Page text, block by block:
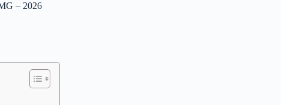
– 2026